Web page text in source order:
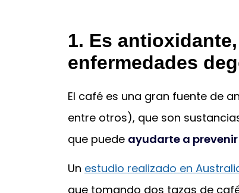
1. Es
enfermedades
El café es una gran fuente de
entre otros), que son
que puede ayudarte a
Un estudio realizado en
que tomando dos tazas de